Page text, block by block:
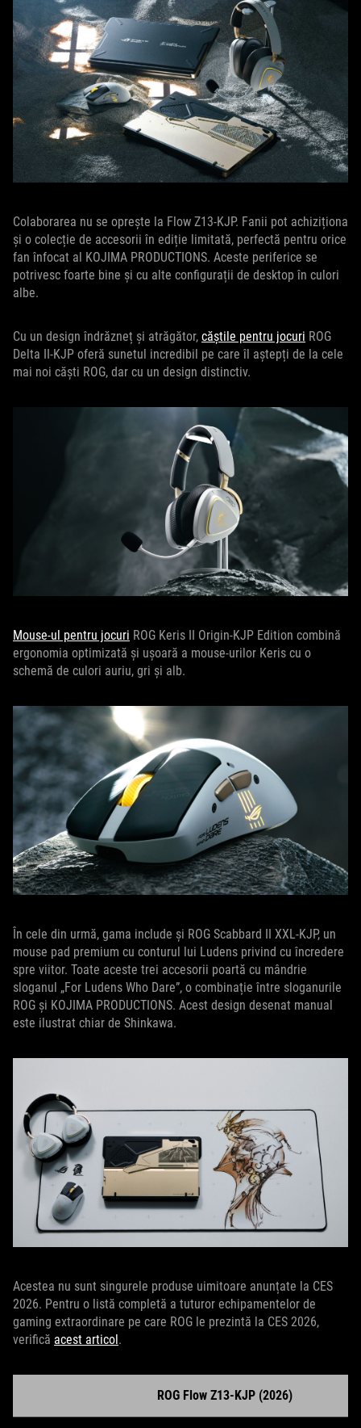
Colaborarea nu se oprește la Flow Z13-KJP. Fanii pot achiziționa
și o colecție de accesorii în ediție limitată, perfectă pentru orice
fan înfocat al KOJIMA PRODUCTIONS. Aceste periferice se
potrivesc foarte bine și cu alte configurații de desktop în culori
albe.
Cu un design îndrăzneț și atrăgător, căștile pentru jocuri ROG
Delta II-KJP oferă sunetul incredibil pe care îl aștepți de la cele
mai noi căști ROG, dar cu un design distinctiv.
Mouse-ul pentru jocuri ROG Keris II Origin-KJP Edition combină
ergonomia optimizată și ușoară a mouse-urilor Keris cu o
schemă de culori auriu, gri și alb.
În cele din urmă, gama include și ROG Scabbard II XXL-KJP, un
mouse pad premium cu conturul lui Ludens privind cu încredere
spre viitor. Toate aceste trei accesorii poartă cu mândrie
sloganul „For Ludens Who Dare”, o combinație între sloganurile
ROG și KOJIMA PRODUCTIONS. Acest design desenat manual
este ilustrat chiar de Shinkawa.
Acestea nu sunt singurele produse uimitoare anunțate la CES
2026. Pentru o listă completă a tuturor echipamentelor de
gaming extraordinare pe care ROG le prezintă la CES 2026,
verifică acest articol.
ROG Flow Z13-KJP (2026)